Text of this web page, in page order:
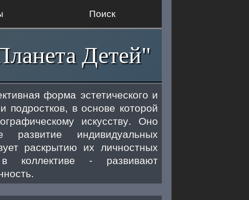
Поиск
Детей"
форма эстетического и
подростков, в основе которой
искусству. Оно
развитие индивидуальных
раскрытию их личностных
коллективе - развивают